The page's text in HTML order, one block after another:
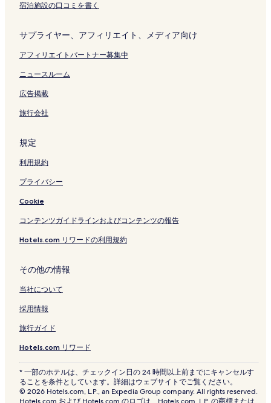
宿泊施設の口コミを書く
サプライヤー、アフィリエイト、メディア向け
アフィリエイトパートナー募集中
ニュースルーム
広告掲載
旅行会社
規定
利用規約
プライバシー
Cookie
コンテンツガイドラインおよびコンテンツの報告
Hotels.com リワードの利用規約
その他の情報
当社について
採用情報
旅行ガイド
Hotels.com リワード
* 一部のホテルは、チェックイン日の 24 時間以上前までにキャンセルす
ることを条件としています。詳細はウェブサイトでご覧ください。
© 2026 Hotels.com, L.P., an Expedia Group company. All rights reserved.